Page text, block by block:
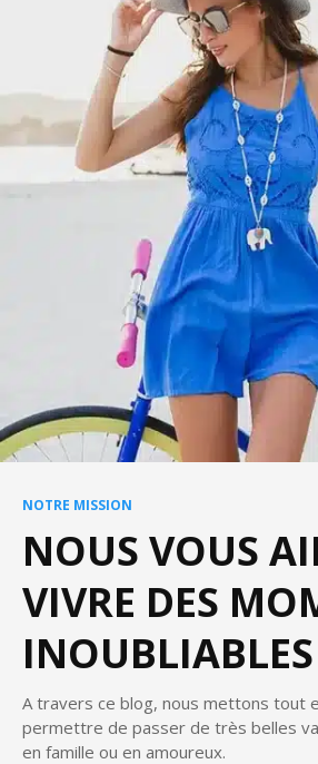
NOTRE MISSION
NOUS VOUS
VIVRE DES
INOUBLIABLES
A travers ce blog, nous mettons tout
permettre de passer de très belles
en famille ou en amoureux.